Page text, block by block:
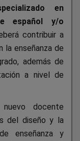
en
español y/o
contribuir a
la enseñanza de
además de
a nivel de
docente
del diseño y la
enseñanza y